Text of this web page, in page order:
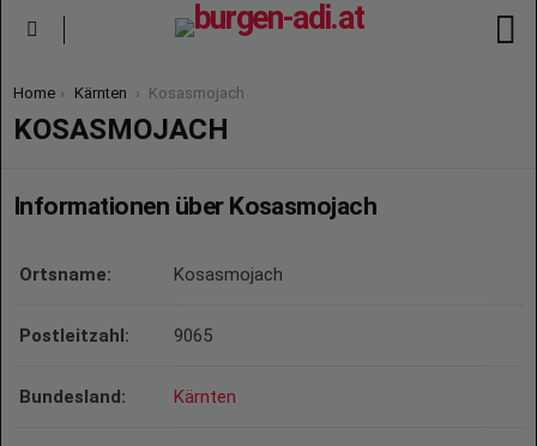
You are here:
Home Kärnten Kosasmojach
KOSASMOJACH
Informationen über Kosasmojach
Ortsname: Kosasmojach
Postleitzahl: 9065
Bundesland: Kärnten